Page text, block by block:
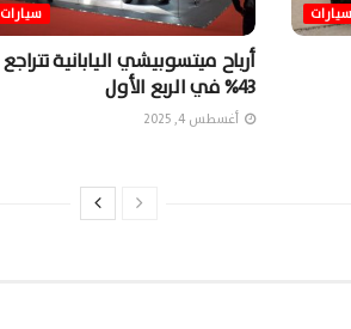
سيارات سيارات
أرباح ميتسوبيشي اليابانية تتراجع
43% في الربع الأول
أغسطس 4, 2025